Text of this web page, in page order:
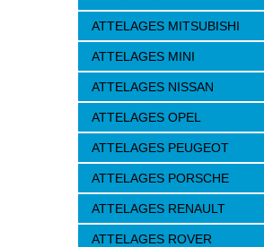
ATTELAGES MITSUBISHI
ATTELAGES MINI
ATTELAGES NISSAN
ATTELAGES OPEL
ATTELAGES PEUGEOT
ATTELAGES PORSCHE
ATTELAGES RENAULT
ATTELAGES ROVER